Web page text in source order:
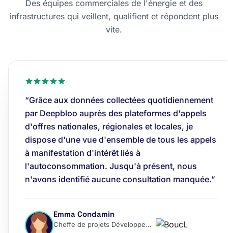
Des équipes commerciales de l'énergie et des
infrastructures qui veillent, qualifient et répondent plus
vite.
“Grâce aux données collectées quotidiennement
par Deepbloo auprès des plateformes d'appels
d'offres nationales, régionales et locales, je
dispose d'une vue d'ensemble de tous les appels
à manifestation d'intérêt liés à
l'autoconsommation. Jusqu'à présent, nous
n'avons identifié aucune consultation manquée.”
Emma Condamin
Cheffe de projets Développement